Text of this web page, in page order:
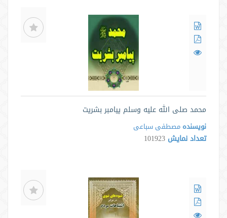
محمد صلی الله علیه وسلم پیامبر بشریت
نویسنده مصطفی سباعی
تعداد نمایش 101923